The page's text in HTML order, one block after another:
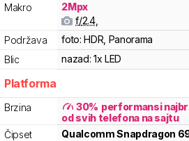
Makro
2Mpx
f/2.4,
Podržava
foto: HDR, Panorama
Blic
nazad: 1x LED
Platforma
Brzina 30% performansi
od svih telefona na sajtu
Čipset
QualcommSnapdragon